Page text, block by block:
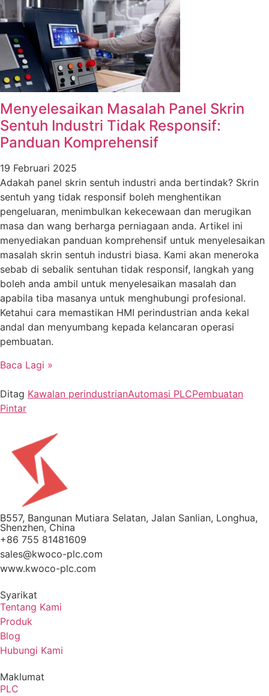
Menyelesaikan Masalah Panel Skrin
Sentuh Industri Tidak Responsif:
Panduan Komprehensif
19 Februari 2025
Adakah panel skrin sentuh industri anda bertindak? Skrin
sentuh yang tidak responsif boleh menghentikan
pengeluaran, menimbulkan kekecewaan dan merugikan
masa dan wang berharga perniagaan anda. Artikel ini
menyediakan panduan komprehensif untuk menyelesaikan
masalah skrin sentuh industri biasa. Kami akan meneroka
sebab di sebalik sentuhan tidak responsif, langkah yang
boleh anda ambil untuk menyelesaikan masalah dan
apabila tiba masanya untuk menghubungi profesional.
Ketahui cara memastikan HMI perindustrian anda kekal
andal dan menyumbang kepada kelancaran operasi
pembuatan.
Baca Lagi »
Ditag Kawalan perindustrianAutomasi PLCPembuatan
Pintar
B557, Bangunan Mutiara Selatan, Jalan Sanlian, Longhua,
Shenzhen, China
+86 755 81481609
sales@kwoco-plc.com
www.kwoco-plc.com
Syarikat
Tentang Kami
Produk
Blog
Hubungi Kami
Maklumat
PLC